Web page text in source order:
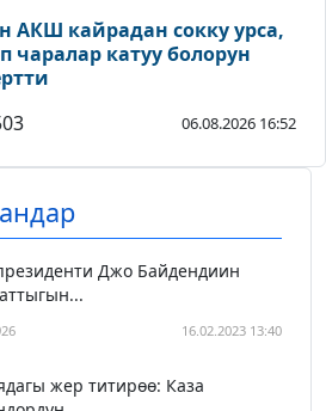
АКШ кайрадан сокку урса,
чаралар катуу болорун
06.08.2026 16:52
Джо Байдендиин
16.02.2023 13:40
жер титирөө: Каза